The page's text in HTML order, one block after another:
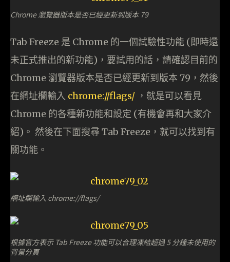
Chrome 瀏覽器版本是否已經更新到版本 79
Tab Freeze 是 Chrome 的一個試驗性功能 (即時還
未正式推出的新功能)，要試用的話，請確認目前的
Chrome 瀏覽器版本是否已經更新到版本 79，然後
在網址欄輸入 chrome://flags/ ，就是可以看見
Chrome 的各種新功能和設定 (有機會再和大家介
紹)。 然後在下面搜尋 Tab Freeze，就可以找到有
關功能。
網址欄輸入 chrome://flags/
根據官方表示 Tab Freeze 功能可以合理凍結超過 5 分鐘未使用的
背景分頁